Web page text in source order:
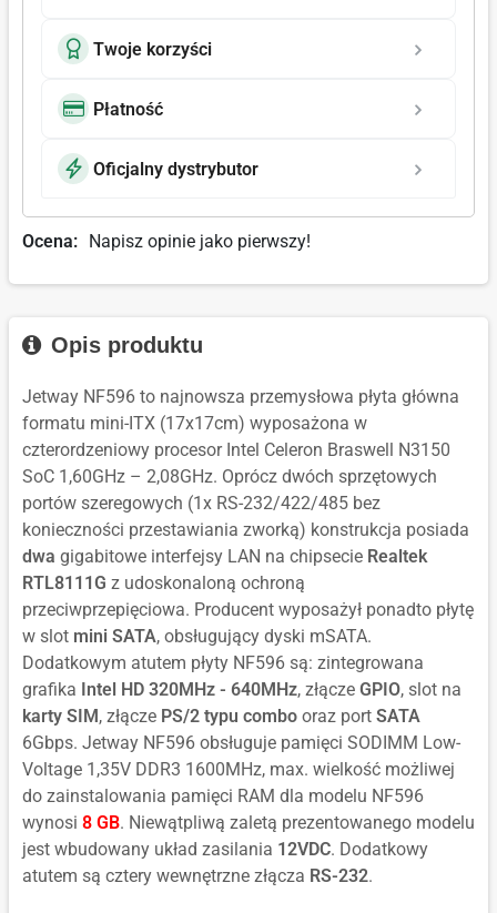
Twoje korzyści
Płatność
Oficjalny dystrybutor
Ocena: Napisz opinie jako pierwszy!
Opis produktu
Jetway NF596 to najnowsza przemysłowa płyta główna
formatu mini-ITX (17x17cm) wyposażona w
czterordzeniowy procesor Intel Celeron Braswell N3150
SoC 1,60GHz – 2,08GHz. Oprócz dwóch sprzętowych
portów szeregowych (1x RS-232/422/485 bez
konieczności przestawiania zworką) konstrukcja posiada
dwa gigabitowe interfejsy LAN na chipsecie Realtek
RTL8111G z udoskonaloną ochroną
przeciwprzepięciowa. Producent wyposażył ponadto płytę
w slot mini SATA, obsługujący dyski mSATA.
Dodatkowym atutem płyty NF596 są: zintegrowana
grafika Intel HD 320MHz - 640MHz, złącze GPIO, slot na
karty SIM , złącze PS/2 typu combo oraz port SATA
6Gbps. Jetway NF596 obsługuje pamięci SODIMM Low-
Voltage 1,35V DDR3 1600MHz, max. wielkość możliwej
do zainstalowania pamięci RAM dla modelu NF596
wynosi 8 GB. Niewątpliwą zaletą prezentowanego modelu
jest wbudowany układ zasilania 12VDC. Dodatkowy
atutem są cztery wewnętrzne złącza RS-232.